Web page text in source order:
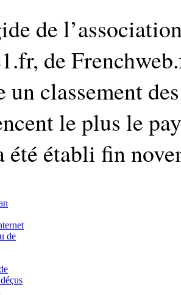
de
de
un classement
le plus le
été établi fin